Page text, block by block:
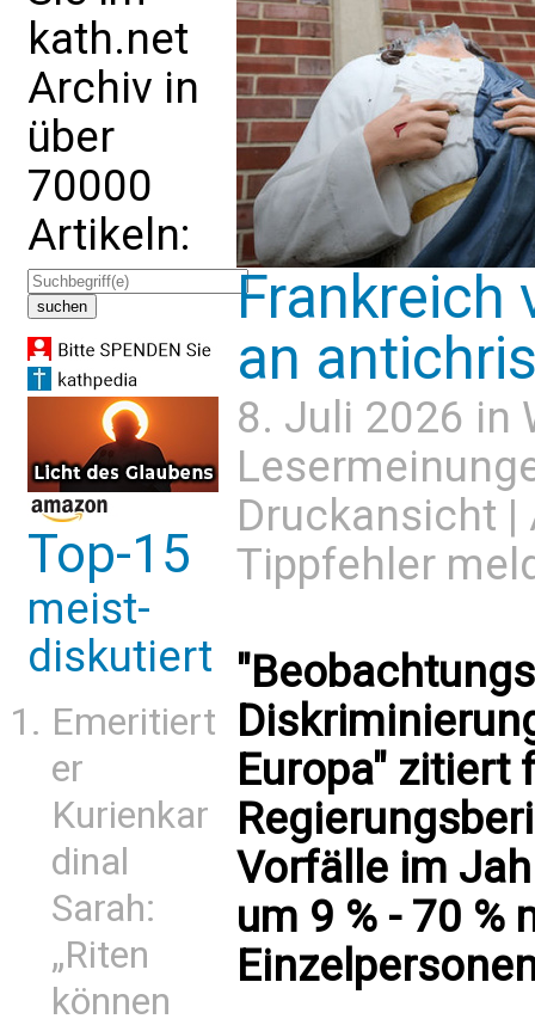
kath.net
Archiv in
über
70000
Artikeln:
Top-15
meist-
diskutiert
Emeritiert
er
Kurienkar
dinal
Sarah:
„Riten
können
Frankreich
an
8. Juli 2026 in
Druckansicht |
Tippfehler
Europa" zitiert
Vorfälle im
um 9 % - 70